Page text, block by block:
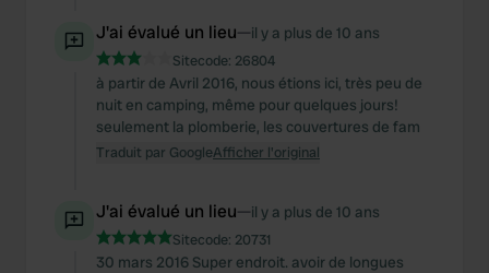
J'ai évalué un lieu—il y a plus de 10 ans
Sitecode: 26804
à partir de Avril 2016, nous étions ici, très peu de
nuit en camping, même pour quelques jours!
seulement la plomberie, les couvertures de fam
Traduit par GoogleAfficher l'original
J'ai évalué un lieu—il y a plus de 10 ans
Sitecode: 20731
30 mars 2016 Super endroit. avoir de longues